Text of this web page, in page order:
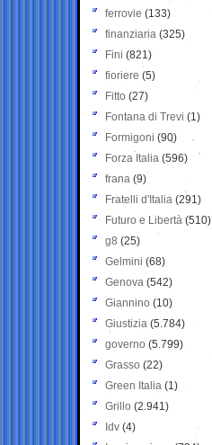
ferrovie (133)
finanziaria (325)
Fini (821)
fioriere (5)
Fitto (27)
Fontana di Trevi (1)
Formigoni (90)
Forza Italia (596)
frana (9)
Fratelli d'Italia (291)
Futuro e Libertà (510)
g8 (25)
Gelmini (68)
Genova (542)
Giannino (10)
Giustizia (5.784)
governo (5.799)
Grasso (22)
Green Italia (1)
Grillo (2.941)
Idv (4)